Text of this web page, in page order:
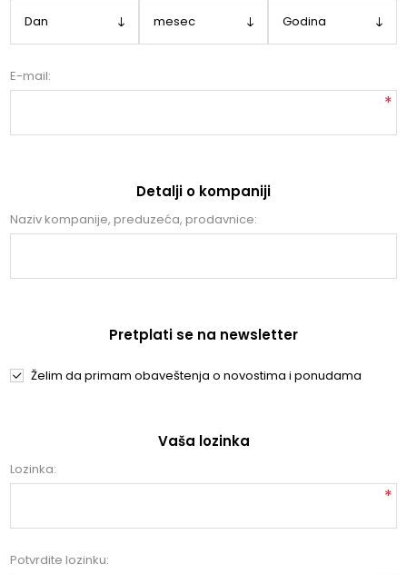
E-mail:
*
Detalji o kompaniji
Naziv kompanije, preduzeća, prodavnice:
Pretplati se na newsletter
Želim da primam obaveštenja o novostima i ponudama
Vaša lozinka
Lozinka:
*
Potvrdite lozinku: